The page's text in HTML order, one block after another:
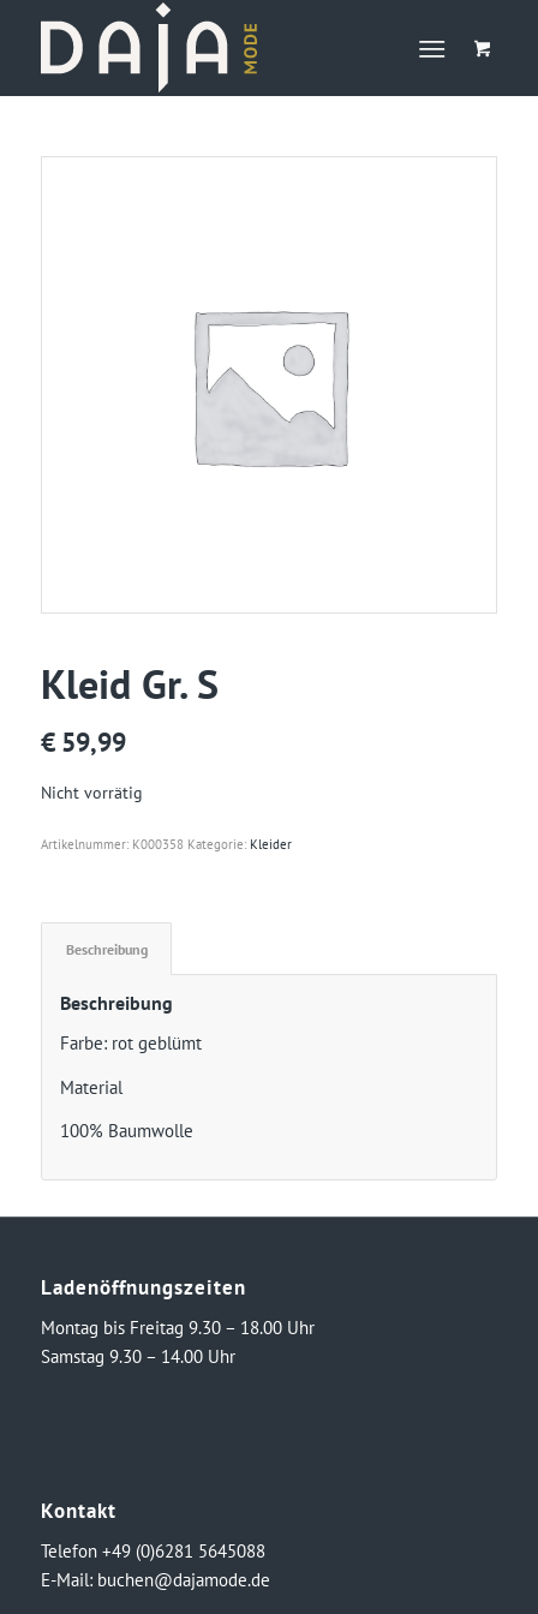
Kleid Gr. S
€ 59,99
Nicht vorrätig
Artikelnummer: K000358 Kategorie: Kleider
Beschreibung
Beschreibung
Farbe: rot geblümt
Material
100% Baumwolle
Ladenöffnungszeiten
Montag bis Freitag 9.30 – 18.00 Uhr
Samstag 9.30 – 14.00 Uhr
Kontakt
Telefon +49 (0)6281 5645088
E-Mail: buchen@dajamode.de